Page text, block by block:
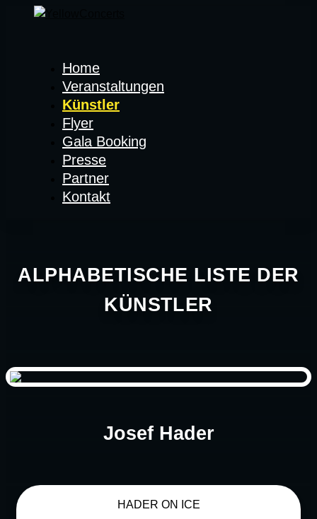
Home
Veranstaltungen
Künstler
Flyer
Gala Booking
Presse
Partner
Kontakt
ALPHABETISCHE LISTE DER
KÜNSTLER
Josef Hader
HADER ON ICE